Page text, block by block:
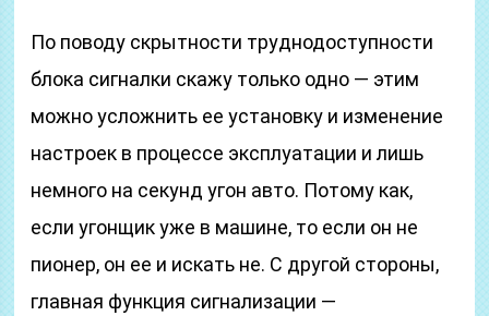
По поводу скрытности труднодоступности
блока сигналки скажу только одно — этим
можно усложнить ее установку и изменение
настроек в процессе эксплуатации и лишь
немного на секунд угон авто. Потому как,
если угонщик уже в машине, то если он не
пионер, он ее и искать не. С другой стороны,
главная функция сигнализации —